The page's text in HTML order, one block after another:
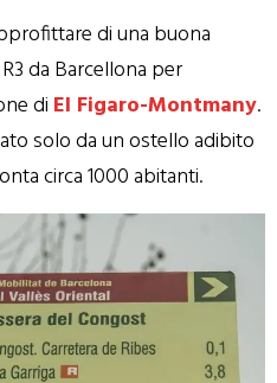
di una buona
da Barcellona per
di El Figaro-Montmany.
solo da un ostello adibito
circa 1000 abitanti.